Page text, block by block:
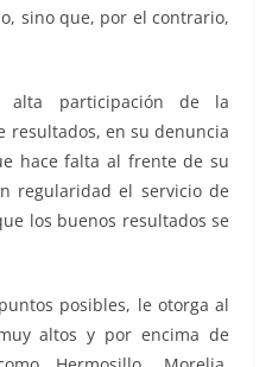
sino que, por el contrario,
participación de la
resultados, en su denuncia
hace falta al frente de su
regularidad el servicio de
los buenos resultados se
posibles, le otorga al
altos y por encima de